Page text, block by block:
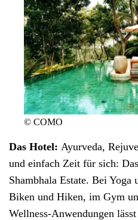
© COMO
Das Hotel: Ayurveda,
und einfach Zeit für sich:
Shambhala Estate. Bei
Biken und Hiken, im Gym
Wellness-Anwendungen